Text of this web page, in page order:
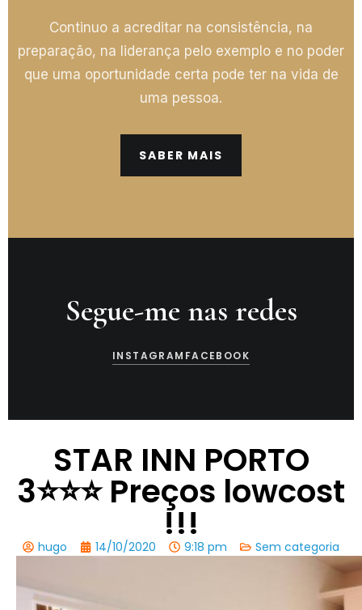
Continuo a acreditar na consistência, na
preparação, na liderança pelo exemplo e no poder
que uma oportunidade certa pode ter na vida de
uma pessoa.
SABER MAIS
Segue-me nas redes
INSTAGRAM FACEBOOK
STAR INN PORTO
3⭐️⭐️⭐️ Preços lowcost
!!!
hugo 14/10/2020 9:18 pm Sem categoria